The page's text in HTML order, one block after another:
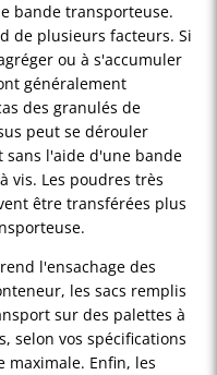
bande transporteuse.
de plusieurs facteurs. Si
ou à s'accumuler
généralement
des granulés de
peut se dérouler
l'aide d'une bande
vis. Les poudres très
être transférées plus
l'ensachage des
les sacs remplis
sur des palettes à
selon vos spécifications
maximale. Enfin, les